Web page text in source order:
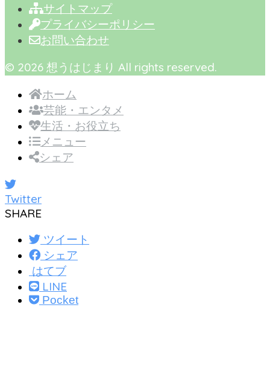
サイトマップ
プライバシーポリシー
お問い合わせ
© 2026 想うはじまり All rights reserved.
ホーム
芸能・エンタメ
生活・お役立ち
メニュー
シェア
Twitter
SHARE
ツイート
シェア
はてブ
LINE
Pocket